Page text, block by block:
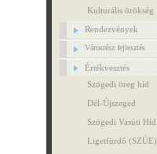
Kulturális örökség
Rendezvények
Városrész fejlesztés
Értékvesztés
Szögedi öreg híd
Dél-Újszeged
Szögedi Vasúti Híd
Ligetfürdő (SZÚE)